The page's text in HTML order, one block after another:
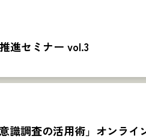
進セミナー vol.3
識調査の活用術」オンライ